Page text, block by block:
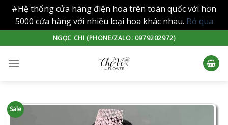
#Hệ thống cửa hàng điện hoa trên toàn quốc với hơn
5000 cửa hàng với nhiều loại hoa khác nhau. Bỏ qua
to
content
NGỌC CHI (PHONE/ZALO: 0979202972)
Sale